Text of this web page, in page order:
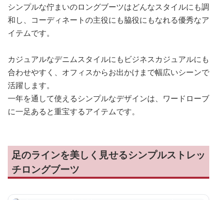
シンプルな佇まいのロングブーツはどんなスタイルにも調
和し、コーディネートの主役にも脇役にもなれる優秀なア
イテムです。
カジュアルなデニムスタイルにもビジネスカジュアルにも
合わせやすく、オフィスからお出かけまで幅広いシーンで
活躍します。
一年を通して使えるシンプルなデザインは、ワードローブ
に一足あると重宝するアイテムです。
足のラインを美しく見せるシンプルストレッ
チロングブーツ